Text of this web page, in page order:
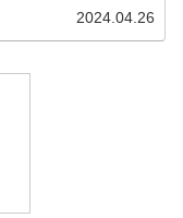
2024.04.26